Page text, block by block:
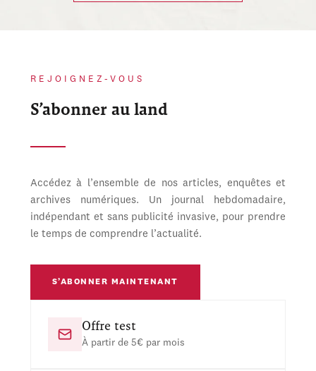
REJOIGNEZ-VOUS
S’abonner au land
Accédez à l’ensemble de nos articles, enquêtes et
archives numériques. Un journal hebdomadaire,
indépendant et sans publicité invasive, pour prendre
le temps de comprendre l’actualité.
S’ABONNER MAINTENANT
Offre test
À partir de 5€ par mois